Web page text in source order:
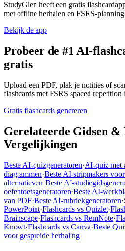
StudyGlen heeft een gratis
met offline herhalen en FSRS-planning.
Bekijk de app
Probeer de #1 AI-
gratis
Upload een PDF, plak je notities of
flashcards met FSRS spaced repetition
Gratis flashcards genereren
Gerelateerde Gidsen &
Vergelijkingen
Beste AI-quizgeneratoren·AI-quiz met
diagrammen·Beste AI-stripmakers
alternatieven·Beste AI-
oefentoetsgeneratoren·Beste AI-
van PDF·Beste AI-rubriekgeneratoren·
PowerPoint·Flashcards vs Quizlet·
Brainscape·Flashcards vs RemNote·
Knowt·Flashcards vs Canva·Beste
voor gespreide herhaling